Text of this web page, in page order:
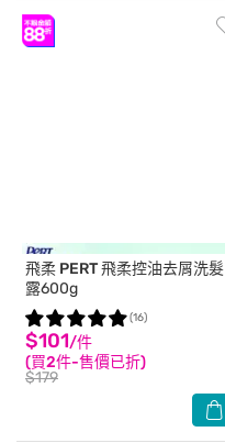
飛柔 PERT飛柔控油去屑洗髮
露600g
$101/件
(買2件-售價已折)
$179
(16)